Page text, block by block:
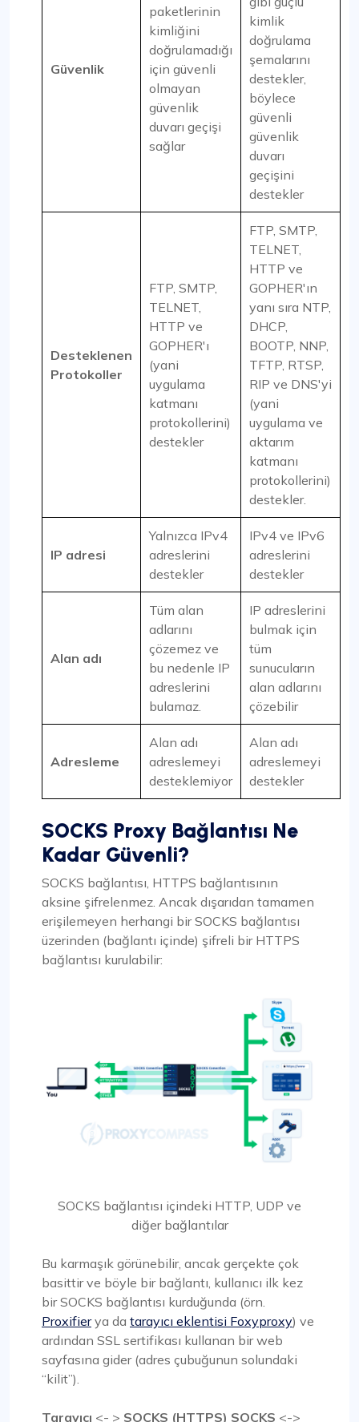
Güvenlik
paketlerinin
kimliğini
doğrulamadığı
için güvenli
olmayan
güvenlik
duvarı geçişi
sağlar
kimlik
doğrulama
şemalarını
destekler,
böylece
güvenli
güvenlik
duvarı
geçişini
destekler
Desteklenen
Protokoller
FTP, SMTP,
TELNET,
HTTP ve
GOPHER'ı
(yani
uygulama
katmanı
protokollerini)
destekler
FTP, SMTP,
TELNET,
HTTP ve
GOPHER'ın
yanı sıra NTP,
DHCP,
BOOTP, NNP,
TFTP, RTSP,
RIP ve DNS'yi
(yani
uygulama ve
aktarım
katmanı
protokollerini)
destekler.
IP adresi
Yalnızca IPv4
adreslerini
destekler
IPv4 ve IPv6
adreslerini
destekler
Alan adı
Tüm alan
adlarını
çözemez ve
bu nedenle IP
adreslerini
bulamaz.
IP adreslerini
bulmak için
tüm
sunucuların
alan adlarını
çözebilir
Adresleme
Alan adı
adreslemeyi
desteklemiyor
Alan adı
adreslemeyi
destekler
SOCKS Proxy Bağlantısı Ne
Kadar Güvenli?
SOCKS bağlantısı, HTTPS bağlantısının
aksine şifrelenmez. Ancak dışarıdan tamamen
erişilemeyen herhangi bir SOCKS bağlantısı
üzerinden (bağlantı içinde) şifreli bir HTTPS
bağlantısı kurulabilir:
SOCKS bağlantısı içindeki HTTP, UDP ve
diğer bağlantılar
Bu karmaşık görünebilir, ancak gerçekte çok
basittir ve böyle bir bağlantı, kullanıcı ilk kez
bir SOCKS bağlantısı kurduğunda (örn.
Proxifierya da tarayıcı eklentisi Foxyproxy) ve
ardından SSL sertifikası kullanan bir web
sayfasına gider (adres çubuğunun solundaki
“kilit”).
Tarayıcı <- > SOCKS (HTTPS) SOCKS <->